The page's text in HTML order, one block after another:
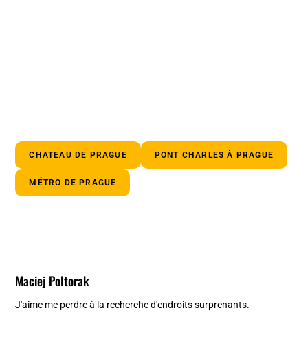
CHATEAU DE PRAGUE PONT CHARLES À PRAGUE
MÉTRO DE PRAGUE
Maciej Poltorak
J'aime me perdre à la recherche d'endroits surprenants.